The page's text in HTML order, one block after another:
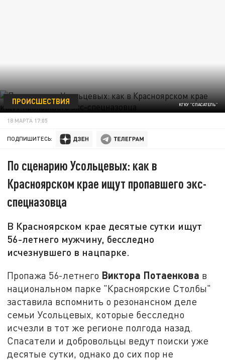
КГКУ "СПАСАТЕЛЬ"
ПРОИСШЕСТВИЯ
18 МАРТА 17:05
ПОДПИШИТЕСЬ:
По сценарию Усольцевых: как в
Красноярском крае ищут пропавшего экс-
спецназовца
В Красноярском крае десятые сутки ищут
56-летнего мужчину, бесследно
исчезнувшего в нацпарке.
Пропажа 56-летнего Виктора Потаенкова в
национальном парке "Красноярские Столбы"
заставила вспомнить о резонансном деле
семьи Усольцевых, которые бесследно
исчезли в тот же регионе полгода назад.
Спасатели и добровольцы ведут поиски уже
десятые сутки, однако до сих пор не